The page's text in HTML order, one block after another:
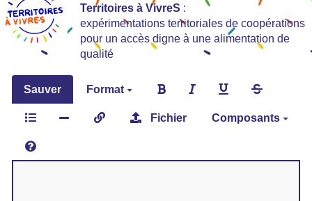
Territoires à VivreS :
expérimentations territoriales de coopérations
pour un accès digne à une alimentation de
qualité
Sauver Format
Fichier Composants